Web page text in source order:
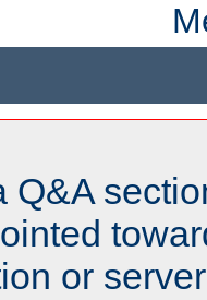
Q&A
or